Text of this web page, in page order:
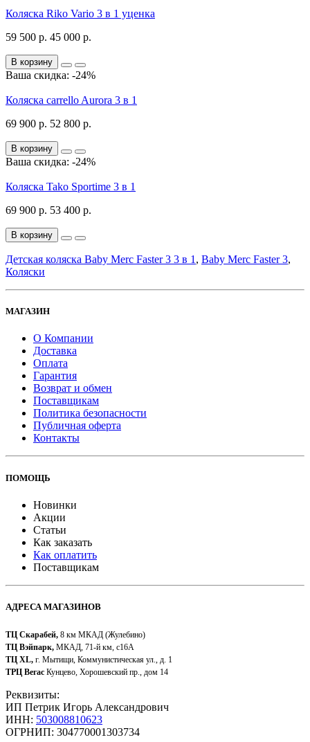
Коляска Riko Vario 3 в 1 уценка
59 500 р. 45 000 р.
В корзину
Ваша скидка: -24%
Коляска carrello Aurora 3 в 1
69 900 р. 52 800 р.
В корзину
Ваша скидка: -24%
Коляска Tako Sportime 3 в 1
69 900 р. 53 400 р.
В корзину
Детская коляска Baby Merc Faster 3 3 в 1 , Baby Merс Faster 3,
Коляски
МАГАЗИН
О Компании
Доставка
Оплата
Гарантия
Возврат и обмен
Поставщикам
Политика безопасности
Публичная оферта
Контакты
ПОМОЩЬ
Новинки
Акции
Статьи
Как заказать
Как оплатить
Поставщикам
АДРЕСА МАГАЗИНОВ
ТЦ Скарабей, 8 км МКАД (Жулебино)
ТЦ Вэйпарк, МКАД, 71-й км, с16А
ТЦ XL, г. Мытищи, Коммунистическая ул., д. 1
ТРЦ Вегас Кунцево, Хорошевский пр., дом 14
Реквизиты:
ИП Петрик Игорь Александрович
ИНН: 503008810623
ОГРНИП: 304770001303734​